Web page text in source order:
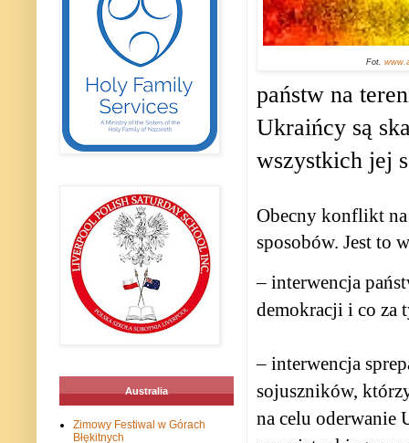
Fot.
państw na
Ukraińcy są
wszystkich jej
Obecny konflikt na
sposobów. Jest to
– interwencja
demokracji i co za
– interwencja
sojuszników,
na celu oderwanie
Australia
Zimowy Festiwal w Górach
Błękitnych